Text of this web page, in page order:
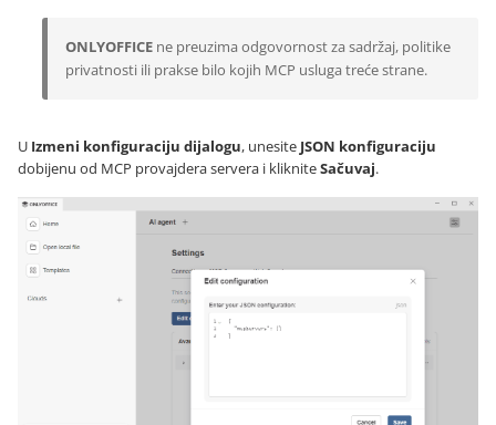
ONLYOFFICE ne preuzima odgovornost za sadržaj, politike
privatnosti ili prakse bilo kojih MCP usluga treće strane.
U Izmeni konfiguraciju dijalogu, unesite JSON konfiguraciju
dobijenu od MCP provajdera servera i klikniteSačuvaj.